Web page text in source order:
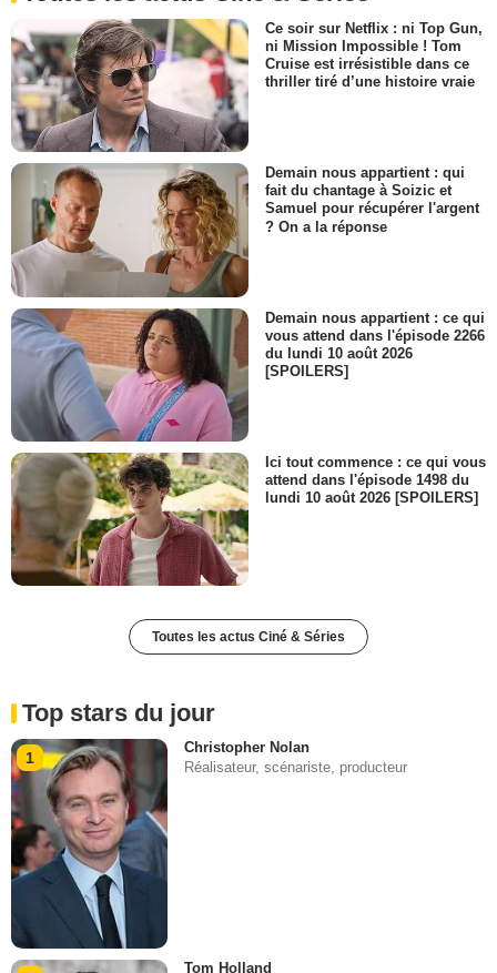
Ce soir sur Netflix : ni Top Gun,
ni Mission Impossible ! Tom
Cruise est irrésistible dans ce
thriller tiré d’une histoire vraie
Demain nous appartient : qui
fait du chantage à Soizic et
Samuel pour récupérer l'argent
? On a la réponse
Demain nous appartient : ce qui
vous attend dans l'épisode 2266
du lundi 10 août 2026
[SPOILERS]
Ici tout commence : ce qui vous
attend dans l'épisode 1498 du
lundi 10 août 2026 [SPOILERS]
Toutes les actus Ciné & Séries
Top stars du jour
1
Christopher Nolan
Réalisateur, scénariste, producteur
Tom Holland